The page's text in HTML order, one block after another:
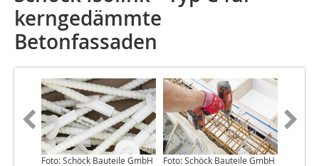
kerngedämmte
Betonfassaden
Foto: Schöck Bauteile GmbH Foto: Schöck Bauteile GmbH